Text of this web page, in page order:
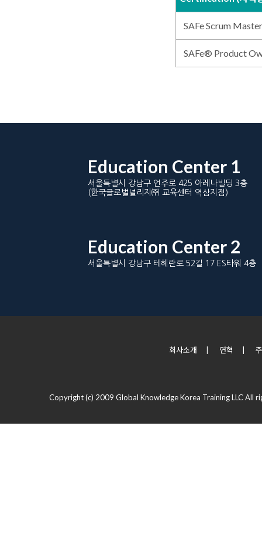
SAFe Scrum
SAFe® Product
Education Center 1
서울특별시 강남구 언주로 425 아레나빌딩 3층
(한국글로벌널리지㈜ 교육센터 역삼지점)
Education Center 2
서울특별시 강남구 테헤란로 52길 17 ES타워 4층
회사소개 연혁
Copyright (c) 2009 Global Knowledge Korea Training LLC All